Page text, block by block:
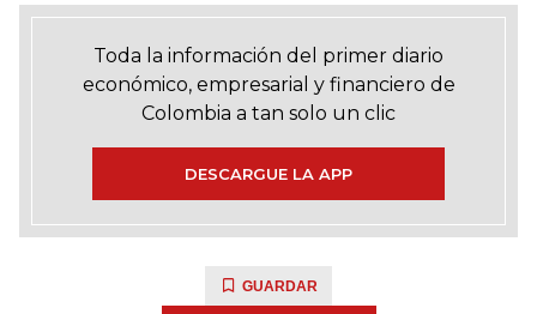
Toda la información del primer diario
económico, empresarial y financiero de
Colombia a tan solo un clic
DESCARGUE LA APP
GUARDAR